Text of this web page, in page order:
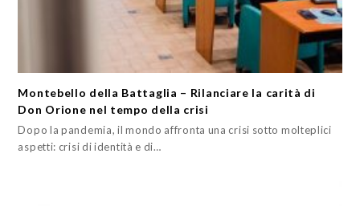
Montebello della Battaglia – Rilanciare la carità di
Don Orione nel tempo della crisi
Dopo la pandemia, il mondo affronta una crisi sotto molteplici
aspetti: crisi di identità e di…